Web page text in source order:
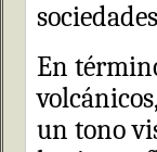
En
un tono